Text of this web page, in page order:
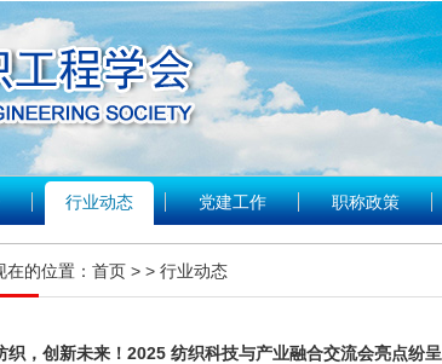
行业动态 党建工作 职称政策
在的位置： 首页 > > 行业动态
织，创新未来！2025 纺织科技与产业融合交流会亮点纷呈